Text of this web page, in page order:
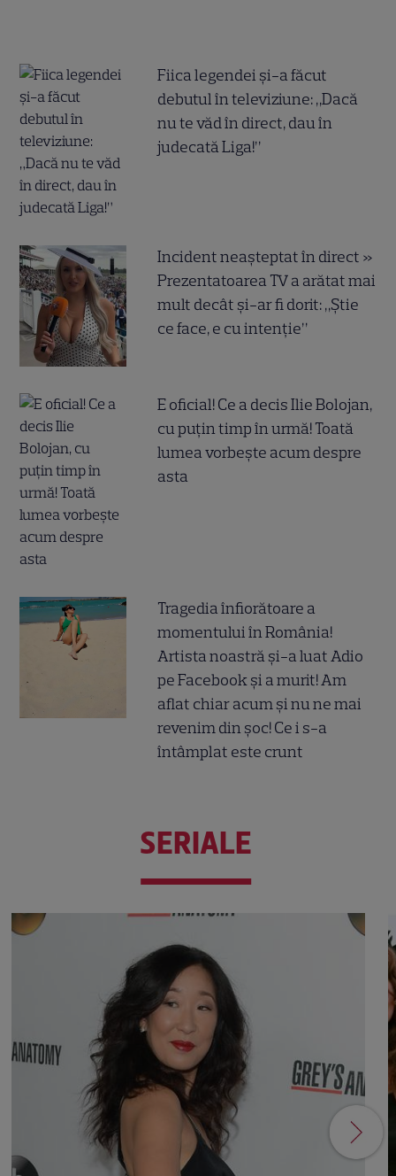
Fiica legendei și-a făcut
debutul în televiziune: „Dacă
nu te văd în direct, dau în
judecată Liga!”
Incident neașteptat în direct »
Prezentatoarea TV a arătat mai
mult decât și-ar fi dorit: „Știe
ce face, e cu intenție”
E oficial! Ce a decis Ilie Bolojan,
cu puțin timp în urmă! Toată
lumea vorbește acum despre
asta
Tragedia înfiorătoare a
momentului în România!
Artista noastră și-a luat Adio
pe Facebook și a murit! Am
aflat chiar acum și nu ne mai
revenim din șoc! Ce i s-a
întâmplat este crunt
SERIALE